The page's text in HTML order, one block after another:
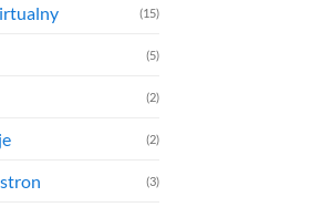
(15)
(5)
(2)
(2)
(3)